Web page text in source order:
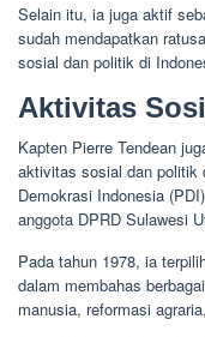
Selain itu, ia juga aktif
sudah mendapatkan
sosial dan politik di
Aktivitas
Kapten Pierre Tendean
aktivitas sosial dan politik
Demokrasi Indonesia
anggota DPRD Sulawesi
Pada tahun 1978, ia
dalam membahas
manusia, reformasi